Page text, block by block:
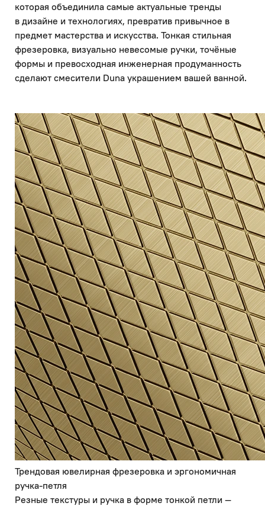
которая объединила самые актуальные тренды
в дизайне и технологиях, превратив привычное в
предмет мастерства и искусства. Тонкая стильная
фрезеровка, визуально невесомые ручки, точёные
формы и превосходная инженерная продуманность
сделают смесители Duna украшением вашей ванной.
Трендовая ювелирная фрезеровка и эргономичная
ручка-петля
Резные текстуры и ручка в форме тонкой петли —